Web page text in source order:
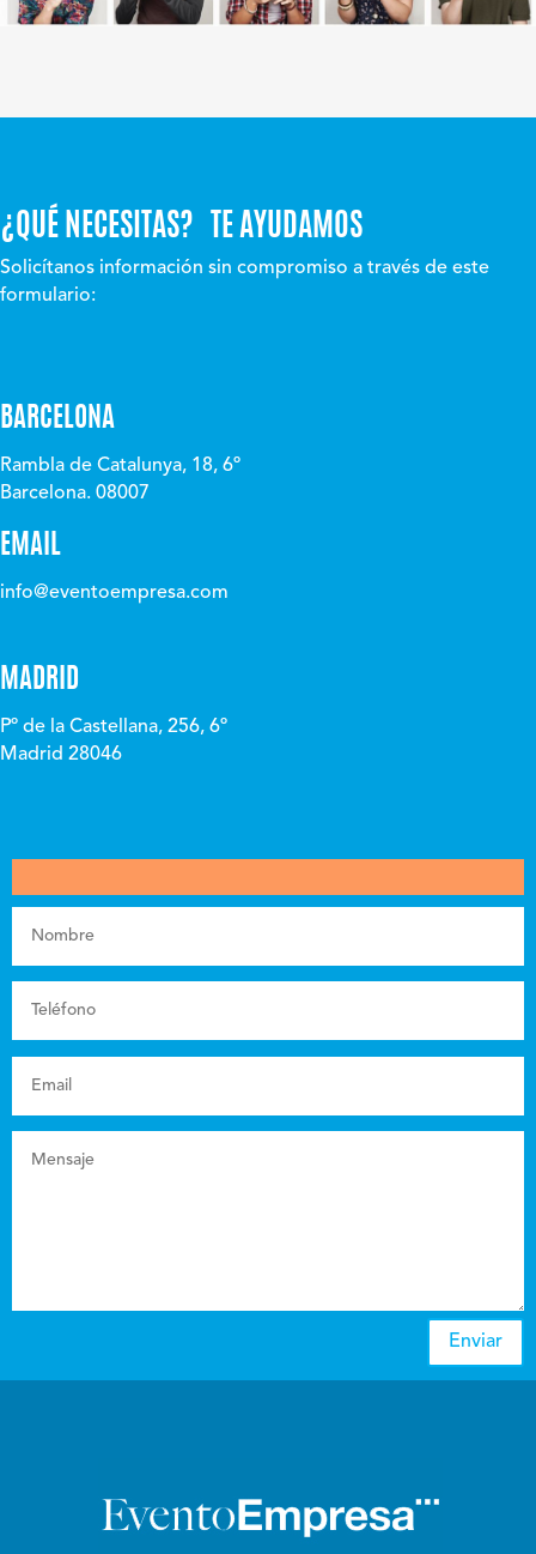
¿QUÉ NECESITAS? TE AYUDAMOS
Solicítanos información sin compromiso a través de este
formulario:
BARCELONA
Rambla de Catalunya, 18, 6º
Barcelona. 08007
EMAIL
info@eventoempresa.com
MADRID
Pº de la Castellana, 256, 6º
Madrid 28046
Enviar